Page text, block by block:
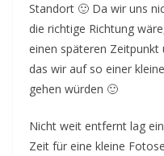
Standort 🙂 Da wir uns
die richtige Richtung
einen späteren Zeitpunkt
das wir auf so einer
gehen würden 🙂
Nicht weit entfernt lag
Zeit für eine kleine